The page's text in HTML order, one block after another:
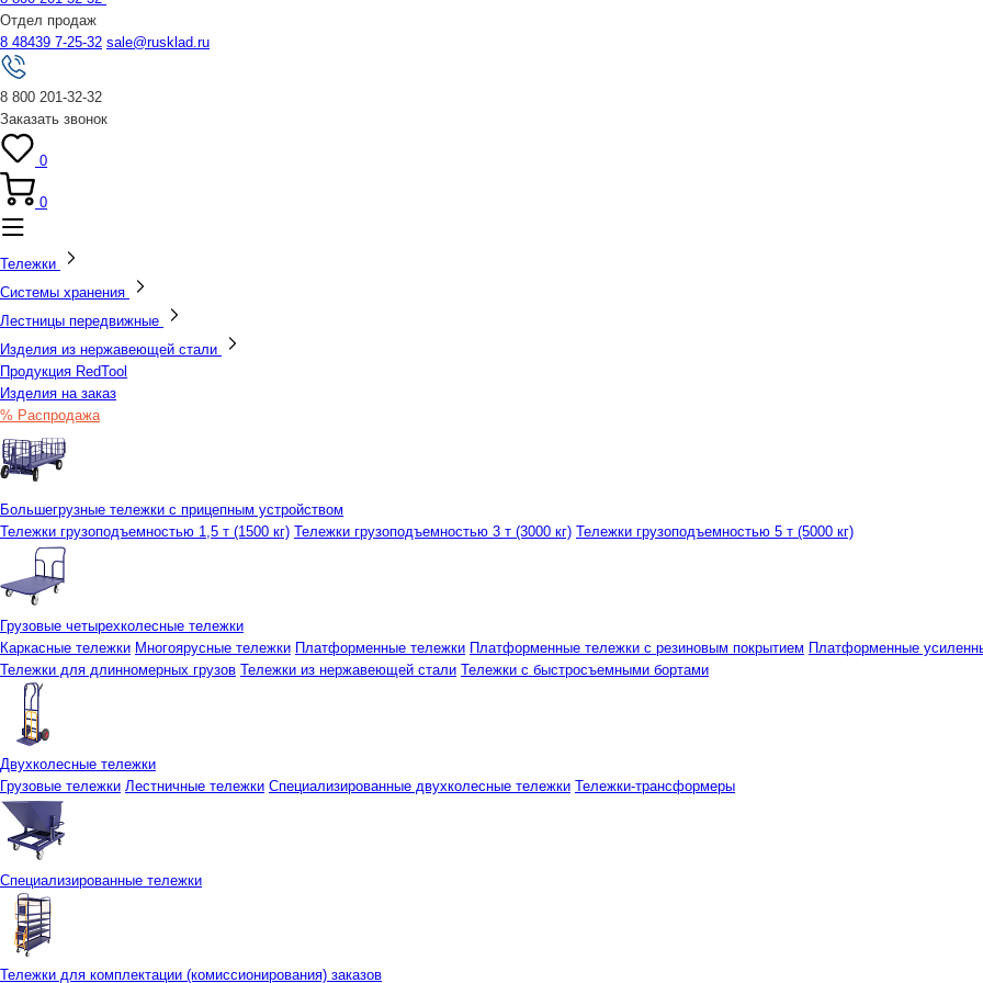
Отдел продаж
8 48439 7-25-32 sale@rusklad.ru
8 800 201-32-32
Заказать звонок
0
0
Тележки
Системы хранения
Лестницы передвижные
Изделия из нержавеющей стали
Продукция RedTool
Изделия на заказ
% Распродажа
Большегрузные тележки с прицепным устройством
Тележки грузоподъемностью 1,5 т (1500 кг) Тележки грузоподъемностью 3 т (3000 кг) Тележки грузоподъемностью 5 т (5000 кг)
Грузовые четырехколесные тележки
Каркасные тележки Многоярусные тележки Платформенные тележки Платформенные тележки с резиновым покрытием Платформенные
Тележки для длинномерных грузов Тележки из нержавеющей стали Тележки с быстросъемными бортами
Двухколесные тележки
Грузовые тележки Лестничные тележки Специализированные двухколесные тележки Тележки-трансформеры
Специализированные тележки
Тележки для комплектации (комиссионирования) заказов